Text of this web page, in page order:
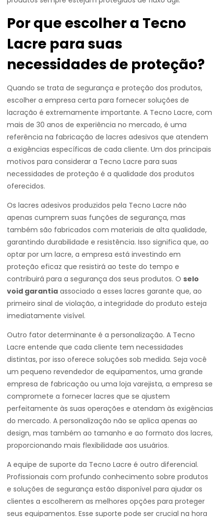
Por que escolher a Tecno
Lacre para suas
necessidades de proteção?
Quando se trata de segurança e proteção dos produtos,
escolher a empresa certa para fornecer soluções de
lacração é extremamente importante. A Tecno Lacre, com
mais de 30 anos de experiência no mercado, é uma
referência na fabricação de lacres adesivos que atendem
a exigências específicas de cada cliente. Um dos principais
motivos para considerar a Tecno Lacre para suas
necessidades de proteção é a qualidade dos produtos
oferecidos.
Os lacres adesivos produzidos pela Tecno Lacre não
apenas cumprem suas funções de segurança, mas
também são fabricados com materiais de alta qualidade,
garantindo durabilidade e resistência. Isso significa que, ao
optar por um lacre, a empresa está investindo em
proteção eficaz que resistirá ao teste do tempo e
contribuirá para a segurança dos seus produtos. O selo
void garantia associado a esses lacres garante que, ao
primeiro sinal de violação, a integridade do produto esteja
imediatamente visível.
Outro fator determinante é a personalização. A Tecno
Lacre entende que cada cliente tem necessidades
distintas, por isso oferece soluções sob medida. Seja você
um pequeno revendedor de equipamentos, uma grande
empresa de fabricação ou uma loja varejista, a empresa se
compromete a fornecer lacres que se ajustem
perfeitamente às suas operações e atendam às exigências
do mercado. A personalização não se aplica apenas ao
design, mas também ao tamanho e ao formato dos lacres,
proporcionando mais flexibilidade aos usuários.
A equipe de suporte da Tecno Lacre é outro diferencial.
Profissionais com profundo conhecimento sobre produtos
e soluções de segurança estão disponível para ajudar os
clientes a escolherem as melhores opções para proteger
seus equipamentos. Esse suporte pode ser crucial na hora